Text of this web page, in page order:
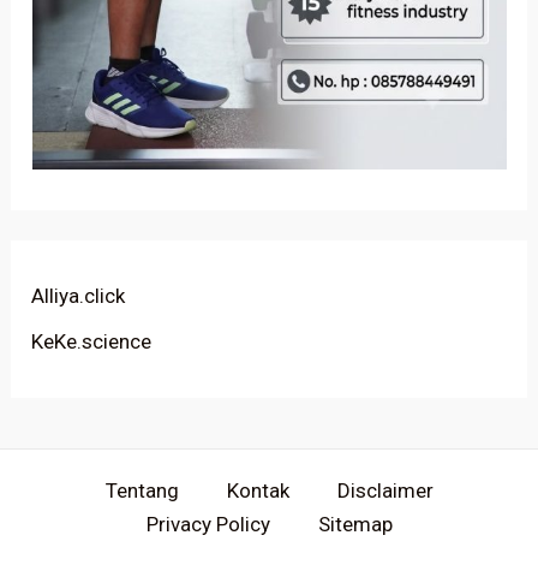
Alliya.click
KeKe.science
Tentang Kontak
Disclaimer
Privacy Policy
Sitemap